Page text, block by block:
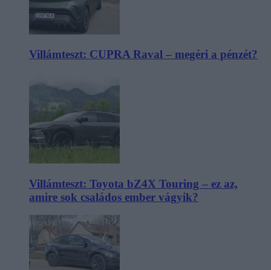
Villámteszt: CUPRA Raval – megéri a pénzét?
Villámteszt: Toyota bZ4X Touring – ez az,
amire sok családos ember vágyik?